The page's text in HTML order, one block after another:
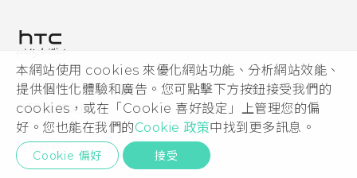
本網站使用 cookies 來優化網站功能、分析網站效能、
提供個性化體驗和廣告。您可點擊下方按鈕接受我們的
cookies，或在「Cookie 喜好設定」上管理您的偏
好。您也能在我們的Cookie 政策中找到更多訊息。
Cookie 偏好 接受
私隱政策
產品安全
加入HTC
Security and Privacy Whitepaper
© 2011-2026 HTC Corporation
HTC 法律文件
隱私聯絡:Global-Privacy@htc.com